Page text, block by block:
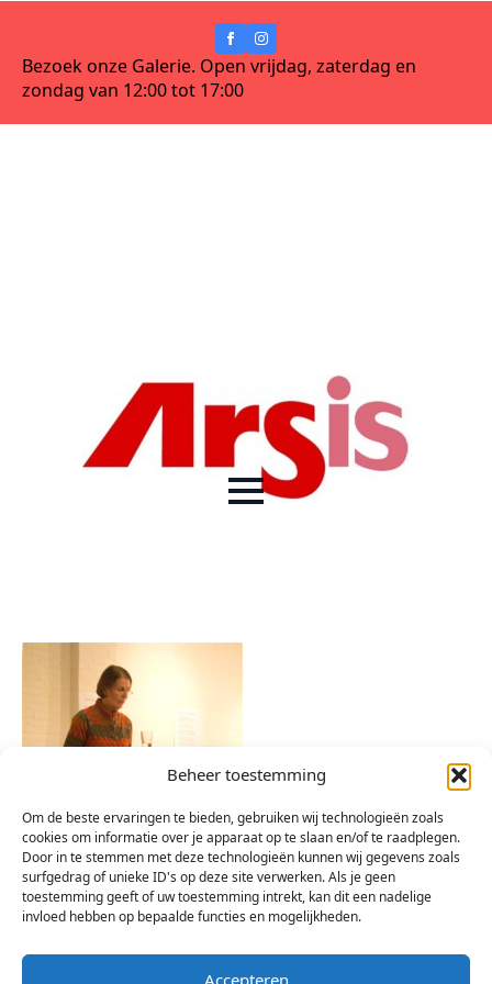
Beheer toestemming
Om de beste ervaringen te bieden, gebruiken wij technologieën zoals
cookies om informatie over je apparaat op te slaan en/of te raadplegen.
Door in te stemmen met deze technologieën kunnen wij gegevens zoals
surfgedrag of unieke ID's op deze site verwerken. Als je geen
toestemming geeft of uw toestemming intrekt, kan dit een nadelige
invloed hebben op bepaalde functies en mogelijkheden.
Accepteren
Bezoek onze Galerie. Open vrijdag, zaterdag en
zondag van 12:00 tot 17:00